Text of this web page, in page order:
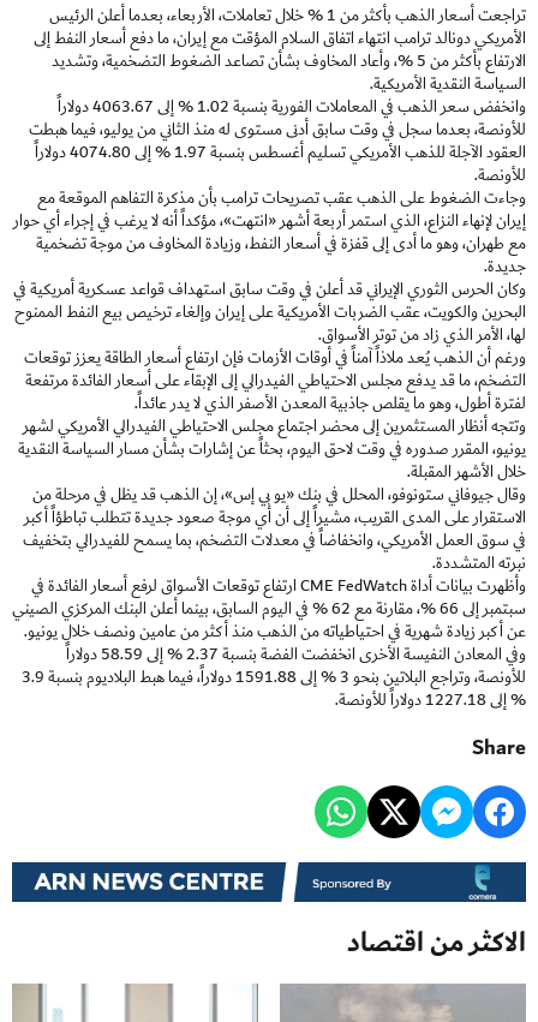
تراجعت أسعار الذهب بأكثر من 1 % خلال تعاملات، الأربعاء، بعدما أعلن الرئيس
الأمريكي دونالد ترامب انتهاء اتفاق السلام المؤقت مع إيران، ما دفع أسعار النفط إلى
الارتفاع بأكثر من 5 %، وأعاد المخاوف بشأن تصاعد الضغوط التضخمية، وتشديد
السياسة النقدية الأمريكية.
وانخفض سعر الذهب في المعاملات الفورية بنسبة 1.02 % إلى 4063.67 دولاراً
للأونصة، بعدما سجل في وقت سابق أدنى مستوى له منذ الثاني من يوليو، فيما هبطت
العقود الآجلة للذهب الأمريكي تسليم أغسطس بنسبة 1.97 % إلى 4074.80 دولاراً
للأونصة.
وجاءت الضغوط على الذهب عقب تصريحات ترامب بأن مذكرة التفاهم الموقعة مع
إيران لإنهاء النزاع، الذي استمر أربعة أشهر «انتهت»، مؤكداً أنه لا يرغب في إجراء أي حوار
مع طهران، وهو ما أدى إلى قفزة في أسعار النفط، وزيادة المخاوف من موجة تضخمية
جديدة.
وكان الحرس الثوري الإيراني قد أعلن في وقت سابق استهداف قواعد عسكرية أمريكية في
البحرين والكويت، عقب الضربات الأمريكية على إيران وإلغاء ترخيص بيع النفط الممنوح
لها، الأمر الذي زاد من توتر الأسواق.
ورغم أن الذهب يُعد ملاذاً آمناً في أوقات الأزمات فإن ارتفاع أسعار الطاقة يعزز توقعات
التضخم، ما قد يدفع مجلس الاحتياطي الفيدرالي إلى الإبقاء على أسعار الفائدة مرتفعة
لفترة أطول، وهو ما يقلص جاذبية المعدن الأصفر الذي لا يدر عائداً.
وتتجه أنظار المستثمرين إلى محضر اجتماع مجلس الاحتياطي الفيدرالي الأمريكي لشهر
يونيو، المقرر صدوره في وقت لاحق اليوم، بحثاً عن إشارات بشأن مسار السياسة النقدية
خلال الأشهر المقبلة.
وقال جيوفاني ستونوفو، المحلل في بنك «يو بي إس»، إن الذهب قد يظل في مرحلة من
الاستقرار على المدى القريب، مشيراً إلى أن أي موجة صعود جديدة تتطلب تباطؤاً أكبر
في سوق العمل الأمريكي، وانخفاضاً في معدلات التضخم، بما يسمح للفيدرالي بتخفيف
نبرته المتشددة.
وأظهرت بيانات أداة CME FedWatch ارتفاع توقعات الأسواق لرفع أسعار الفائدة في
سبتمبر إلى 66 %، مقارنة مع 62 % في اليوم السابق، بينما أعلن البنك المركزي الصيني
عن أكبر زيادة شهرية في احتياطياته من الذهب منذ أكثر من عامين ونصف خلال يونيو.
وفي المعادن النفيسة الأخرى انخفضت الفضة بنسبة 2.37 % إلى 58.59 دولاراً
للأونصة، وتراجع البلاتين بنحو 3 % إلى 1591.88 دولاراً، فيما هبط البلاديوم بنسبة 3.9
% إلى 1227.18 دولاراً للأونصة.
Share
الاكثر من اقتصاد